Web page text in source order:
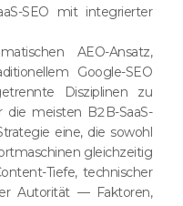
SEO mit integrierter
AEO-Ansatz,
Google-SEO
Disziplinen zu
die meisten B2B-SaaS-
eine, die sowohl
gleichzeitig
Tiefe, technischer
Autorität — Faktoren,